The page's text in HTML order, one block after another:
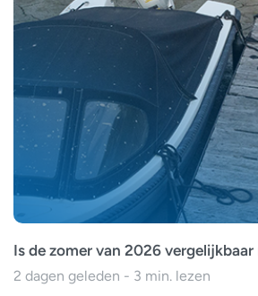
Is de zomer van 2026 vergelijkbaar
2 dagen geleden - 3 min. lezen